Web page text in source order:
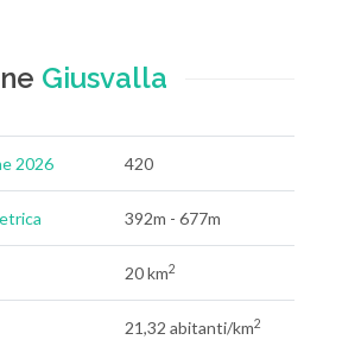
Giusvalla
2026 420
392m - 677m
20 km2
21,32 abitanti/km2